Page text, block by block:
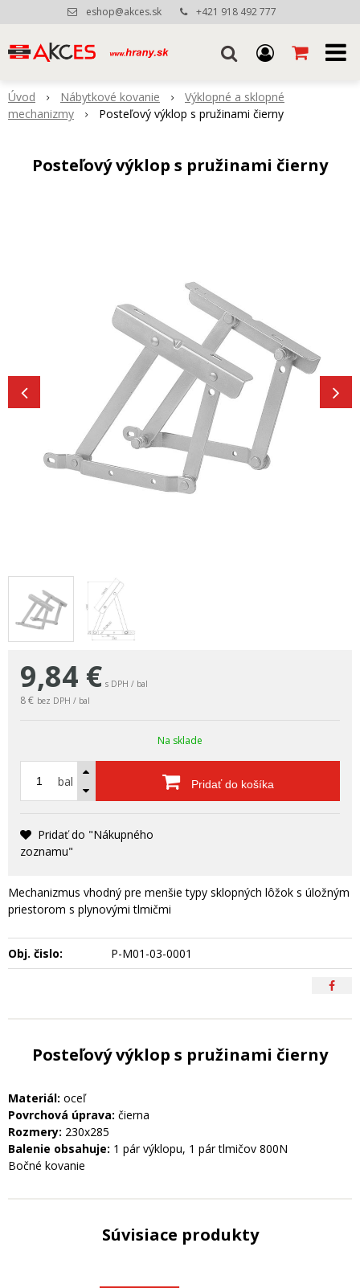
eshop@akces.sk +421 918 492 777
Úvod Nábytkové kovanie
Výklopné a sklopné
mechanizmy
Posteľový výklop s pružinami čierny
Posteľový výklop s pružinami čierny
9,84 € s DPH / bal
8 € bez DPH / bal
Na sklade
bal Pridať do košíka
Pridať do "Nákupného
zoznamu"
Mechanizmus vhodný pre menšie typy sklopných lôžok s úložným
priestorom s plynovými tlmičmi
Obj. čislo: P-M01-03-0001
Posteľový výklop s pružinami čierny
Materiál: oceľ
Povrchová úprava: čierna
Rozmery: 230x285
Balenie obsahuje: 1 pár výklopu, 1 pár tlmičov 800N
Bočné kovanie
Súvisiace produkty